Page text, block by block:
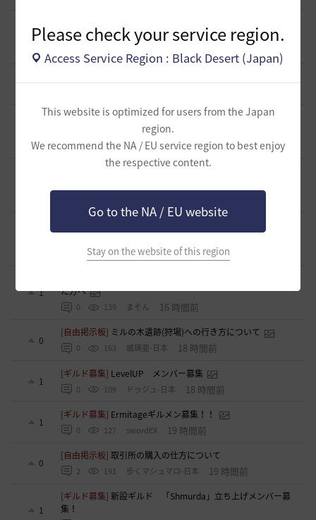
Please check your service region.
Access Service Region : Black Desert (Japan)
This website is optimized for users from the Japan
region.
We recommend the NA / EU service region to best enjoy
the respective content.
Go to the NA / EU website
Stay on the website of this region
0
ト無言OK
26 リーシアR-日本 2 時間前
2
[ギルド募集] 「サンセットノヴァ」自由にゲームする仲間を
4 82 GDまっきぃ-日本 6 時間前
〈浅井軍〉配信を見ながらまったり黒い砂漠 少
111 saltNaCl-日本 15 時間前
1
た方へ
0 139 まそん 16 時間前
0
[自由掲示板] ミルの木遺跡(狩場)への行き方について
0 163 威璃亜-日本 18 時間前
1
[ギルド募集] LevelUP メンバー募集
0 109 ドゥジュ-日本 18 時間前
1
[ギルド募集] Ermitageギルメン募集！！
0 127 swordEX 19 時間前
0
[自由掲示板]取引所の購入の仕方について
2 191 歩くマシュマロ-日本 19 時間前
1
[ギルド募集]新設ギルド 「Shmurda」立ち上げメンバー募
集！